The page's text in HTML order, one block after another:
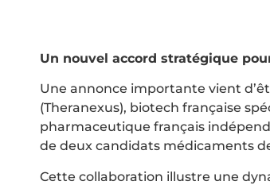
Un nouvel accord stratégique
Une annonce importante vient
(Theranexus), biotech française
pharmaceutique français
de deux candidats médicaments
Cette collaboration illustre une